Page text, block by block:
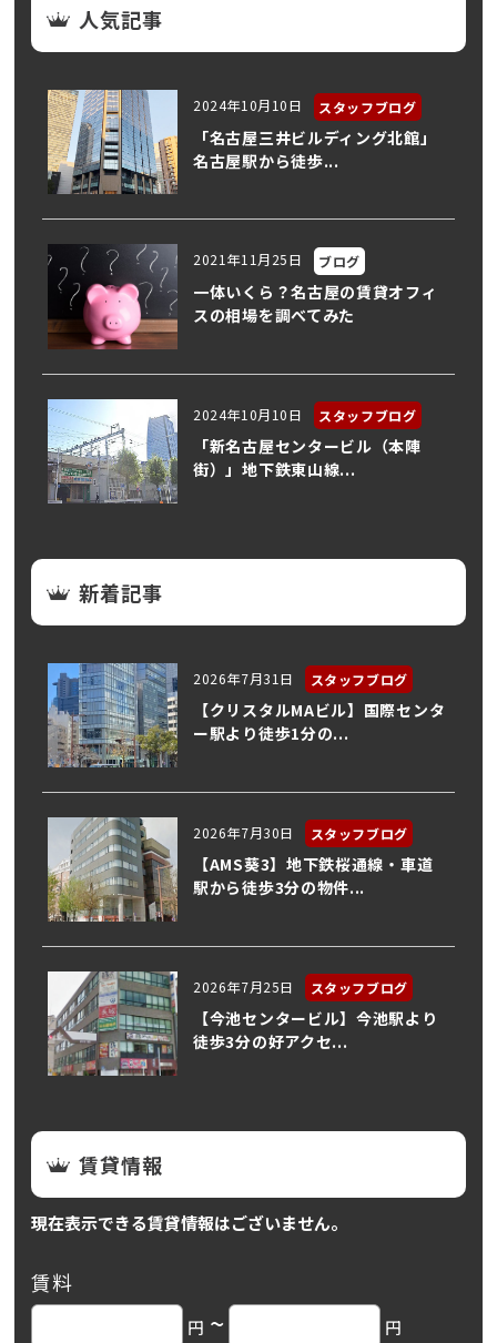
人気記事
2024年10月10日 スタッフブログ
「名古屋三井ビルディング北館」
名古屋駅から徒歩...
2021年11月25日 ブログ
一体いくら？名古屋の賃貸オフィ
スの相場を調べてみた
2024年10月10日 スタッフブログ
「新名古屋センタービル（本陣
街）」地下鉄東山線...
新着記事
2026年7月31日 スタッフブログ
【クリスタルMAビル】国際センタ
ー駅より徒歩1分の...
2026年7月30日 スタッフブログ
【AMS葵3】地下鉄桜通線・車道
駅から徒歩3分の物件...
2026年7月25日 スタッフブログ
【今池センタービル】今池駅より
徒歩3分の好アクセ...
賃貸情報
現在表示できる賃貸情報はございません。
賃料
円 ~ 円